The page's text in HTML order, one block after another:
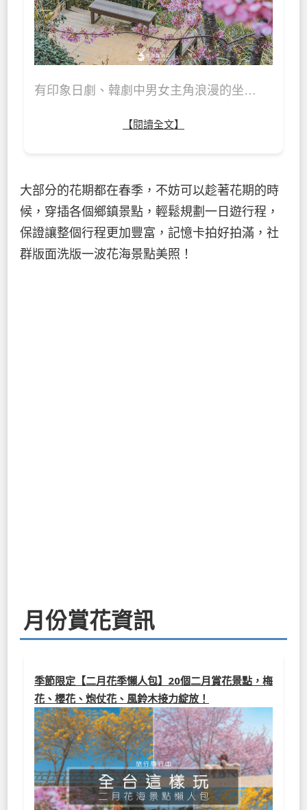
有印象日劇、韓劇中男女主角浪漫的坐…
【閱讀全文】
大部分的花期都在春季，不妨可以趁著花期的時
候，穿插各個鄉鎮景點，輕鬆規劃一日遊行程，
保證讓整個行程更加豐富，記憶卡拍好拍滿，社
群版面洗版一波花海景點美照！
月份賞花資訊
季節限定【二月花季懶人包】20個二月賞花景點，梅
花、櫻花、炮仗花、風鈴木接力綻放！